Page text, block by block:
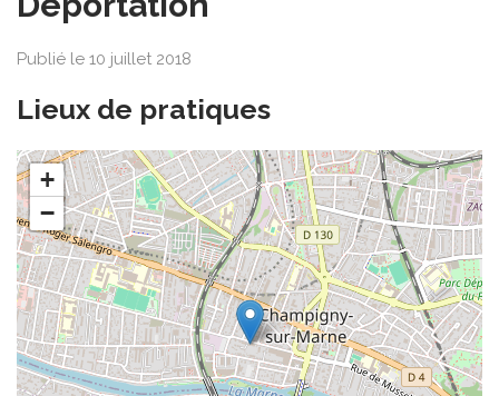
Publié le 10 juillet 2018
Lieux de pratiques
+
−